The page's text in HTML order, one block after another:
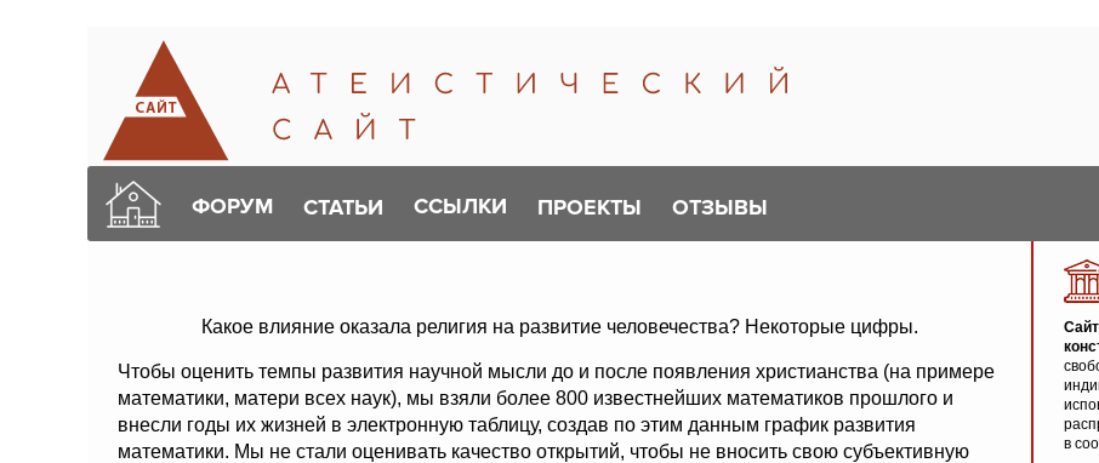
ФОРУМ СТАТЬИ ССЫЛКИ ПРОЕКТЫ ОТЗЫВЫ
Какое влияние оказала религия на развитие человечества? Некоторые цифры.
Чтобы оценить темпы развития научной мысли до и после появления христианства (на примере
математики, матери всех наук), мы взяли более 800 известнейших математиков прошлого и
внесли годы их жизней в электронную таблицу, создав по этим данным график развития
математики. Мы не стали оценивать качество открытий, чтобы не вносить свою субъективную
в